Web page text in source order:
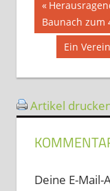
Vorheriger
Beitrag:
Baunach zum
Nächster
Beitrag:
Ein
Artikel
Deine E-